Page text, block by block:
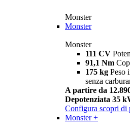
Monster
Monster
Monster
111 CV
91,1 Nm
175 kg Peso
senza
A partire da
Depotenziata 35
Configura scopri di
Monster +